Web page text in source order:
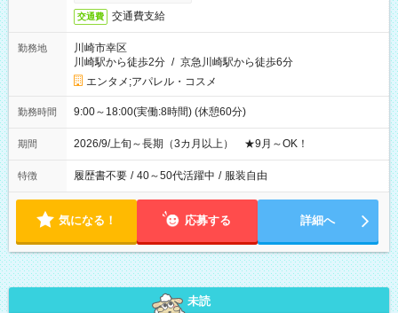
交通費 交通費支給
勤務地
川崎市幸区
川崎駅から徒歩2分 / 京急川崎駅から徒歩6分
エンタメ;アパレル・コスメ
勤務時間 9:00～18:00(実働:8時間) (休憩60分)
期間 2026/9/上旬～長期（3カ月以上） ★9月～OK！
特徴 履歴書不要 / 40～50代活躍中 / 服装自由
気になる！ 応募する 詳細へ
未読